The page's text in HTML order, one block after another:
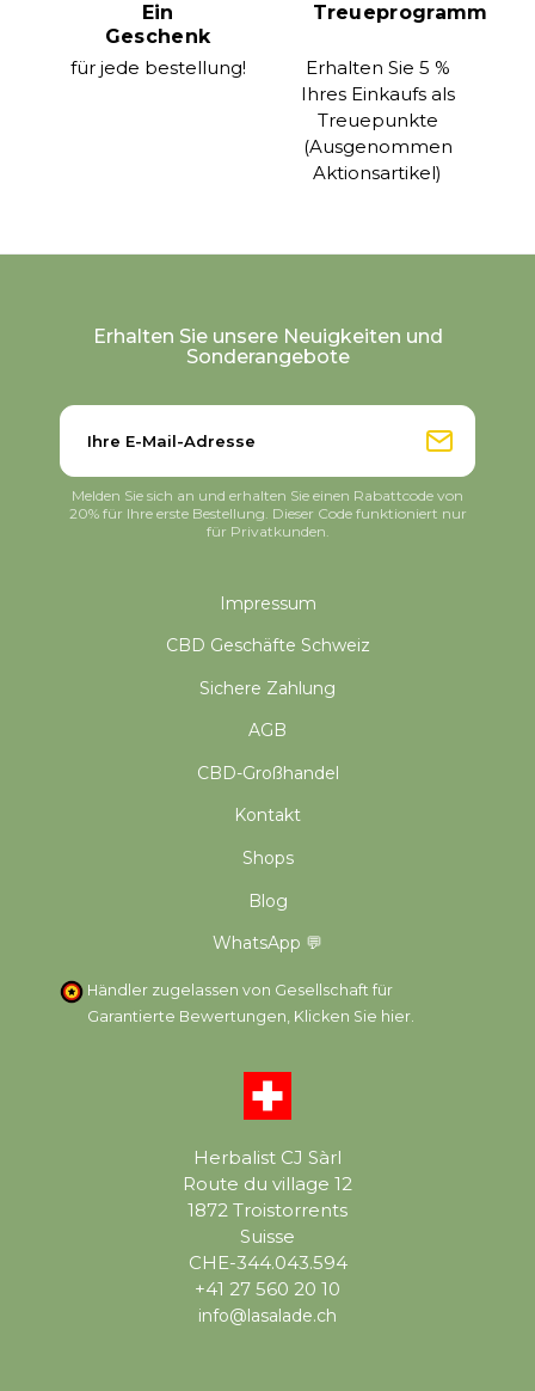
Ein
Geschenk
für jede bestellung!
Treueprogramm
Erhalten Sie 5 %
Ihres Einkaufs als
Treuepunkte
(Ausgenommen
Aktionsartikel)
Herbalist CJ Sàrl
Route du village 12
1872 Troistorrents
Suisse
CHE-344.043.594
+41 27 560 20 10
info@lasalade.ch
Impressum
CBD Geschäfte Schweiz
Sichere Zahlung
AGB
CBD-Großhandel
Kontakt
Shops
Blog
WhatsApp 💬
Händler zugelassen von Gesellschaft für
Garantierte Bewertungen, Klicken Sie hier
Erhalten Sie unsere Neuigkeiten und
Sonderangebote
Melden Sie sich an und erhalten Sie einen Rabattcode von
20% für Ihre erste Bestellung. Dieser Code funktioniert nur
für Privatkunden.